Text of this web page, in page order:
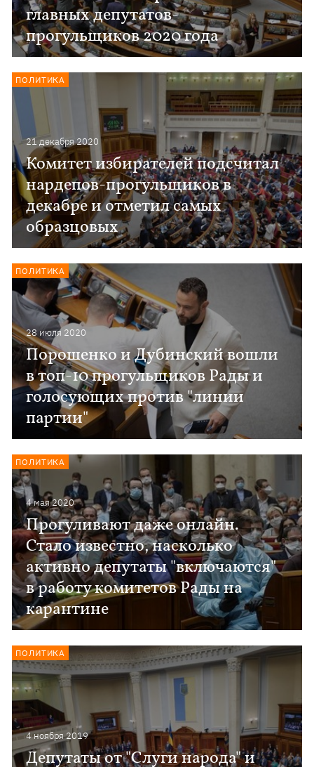
главных депутатов-
прогульщиков 2020 года
21 декабря 2020
Комитет избирателей подсчитал
нардепов-прогульщиков в
декабре и отметил самых
образцовых
ПОЛИТИКА
28 июля 2020
Порошенко и Дубинский вошли
в топ-10 прогульщиков Рады и
голосующих против "линии
партии"
ПОЛИТИКА
4 мая 2020
Прогуливают даже онлайн.
Стало известно, насколько
активно депутаты "включаются"
в работу комитетов Рады на
карантине
ПОЛИТИКА
4 ноября 2019
Депутаты от "Слуги народа" и
ПОЛИТИКА